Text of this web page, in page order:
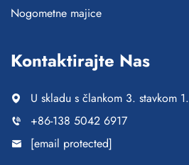
Nogometne majice
Kontaktirajte Nas
U skladu s člankom 3. stavkom 1.
+86-138 5042 6917
[email protected]